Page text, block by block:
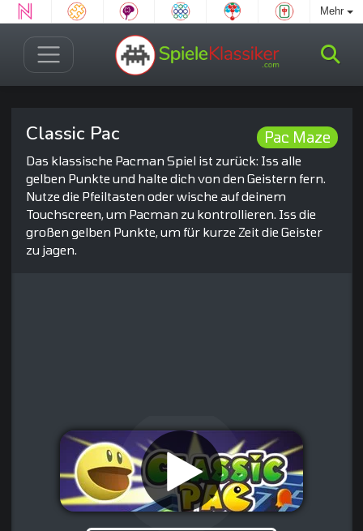
Mehr
Pac Maze
Classic Pac
Das klassische Pacman Spiel ist zurück: Iss alle
gelben Punkte und halte dich von den Geistern fern.
Nutze die Pfeiltasten oder wische auf deinem
Touchscreen, um Pacman zu kontrollieren. Iss die
großen gelben Punkte, um für kurze Zeit die Geister
zu jagen.